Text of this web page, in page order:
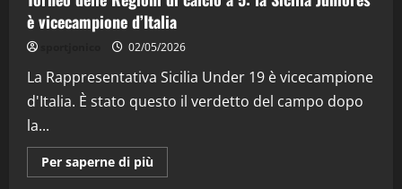
"SportEmpire" in Podcast
“SportEmpire” in Podcast: 26^ Puntata
08/04/2026
è vicecampione d’Italia
02/05/2026
La Rappresentativa Sicilia Under 19 è vicecampione
d'Italia. È stato questo il verdetto del campo dopo
la...
Per saperne di più
informazioni